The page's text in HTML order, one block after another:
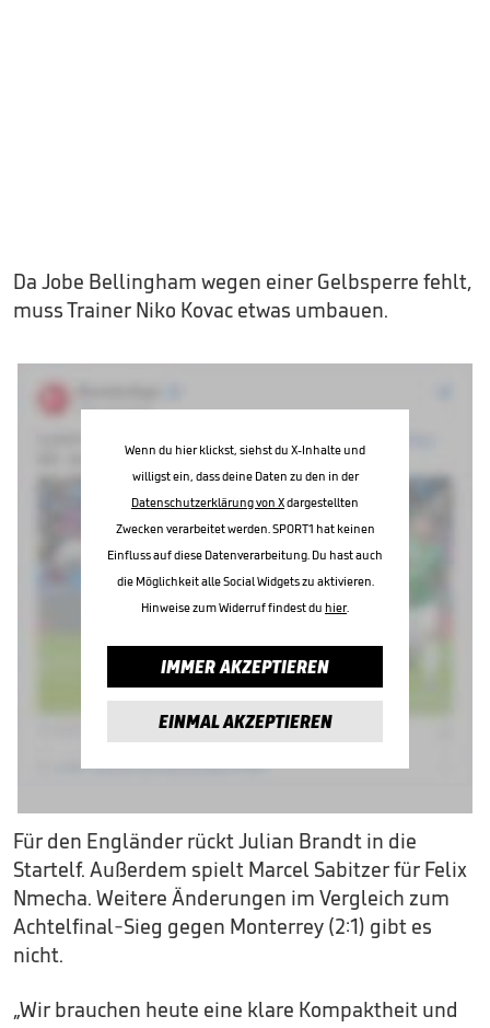
Da Jobe Bellingham wegen einer Gelbsperre fehlt,
muss Trainer Niko Kovac etwas umbauen.
Wenn du hier klickst, siehst du X-Inhalte und
willigst ein, dass deine Daten zu den in der
Datenschutzerklärung von Xdargestellten
Zwecken verarbeitet werden. SPORT1 hat keinen
Einfluss auf diese Datenverarbeitung. Du hast auch
die Möglichkeit alle Social Widgets zu aktivieren.
Hinweise zum Widerruf findest du hier.
IMMER AKZEPTIEREN
EINMAL AKZEPTIEREN
Für den Engländer rückt Julian Brandt in die
Startelf. Außerdem spielt Marcel Sabitzer für Felix
Nmecha. Weitere Änderungen im Vergleich zum
Achtelfinal-Sieg gegen Monterrey (2:1) gibt es
nicht.
„Wir brauchen heute eine klare Kompaktheit und